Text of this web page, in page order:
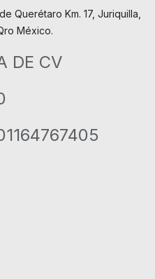
Querétaro Km. 17, Juriquilla,
México.
DE CV